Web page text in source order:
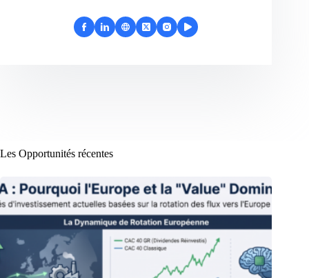
Les Opportunités récentes